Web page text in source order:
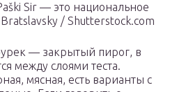
Sir — это национальное
/ Shutterstock.com
— закрытый пирог, в
между слоями теста.
мясная, есть варианты с